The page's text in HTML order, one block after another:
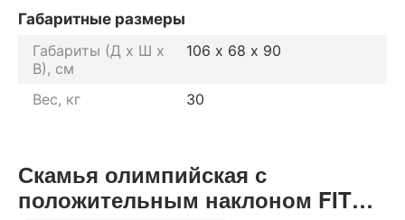
Габаритные размеры
Габариты (Д х Ш х
В), см
106 х 68 х 90
Вес, кг 30
Скамья олимпийская с
положительным наклоном FITON